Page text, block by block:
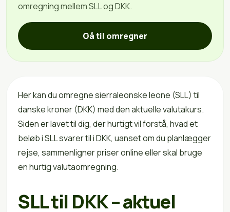
omregning mellem SLL og DKK.
Gå til omregner
Her kan du omregne sierraleonske leone (SLL) til
danske kroner (DKK) med den aktuelle valutakurs.
Siden er lavet til dig, der hurtigt vil forstå, hvad et
beløb i SLL svarer til i DKK, uanset om du planlægger
rejse, sammenligner priser online eller skal bruge
en hurtig valutaomregning.
SLL til DKK – aktuel